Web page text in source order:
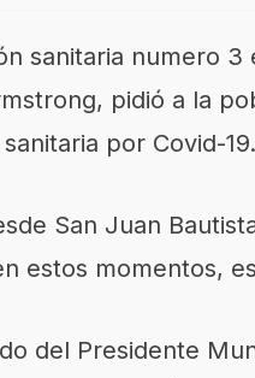
sanitaria numero
pidió a la
por Covid-19.
San Juan
estos momentos,
del Presidente